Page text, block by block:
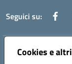
Cookies e
Seguici su:
Indirizzo:Corso